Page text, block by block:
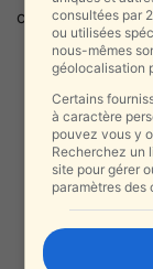
cours des
consultées par
ou utilisées
nous-mêmes
géolocalisation
Certains
à caractère
pouvez vous y
Recherchez un
site pour gérer
paramètres